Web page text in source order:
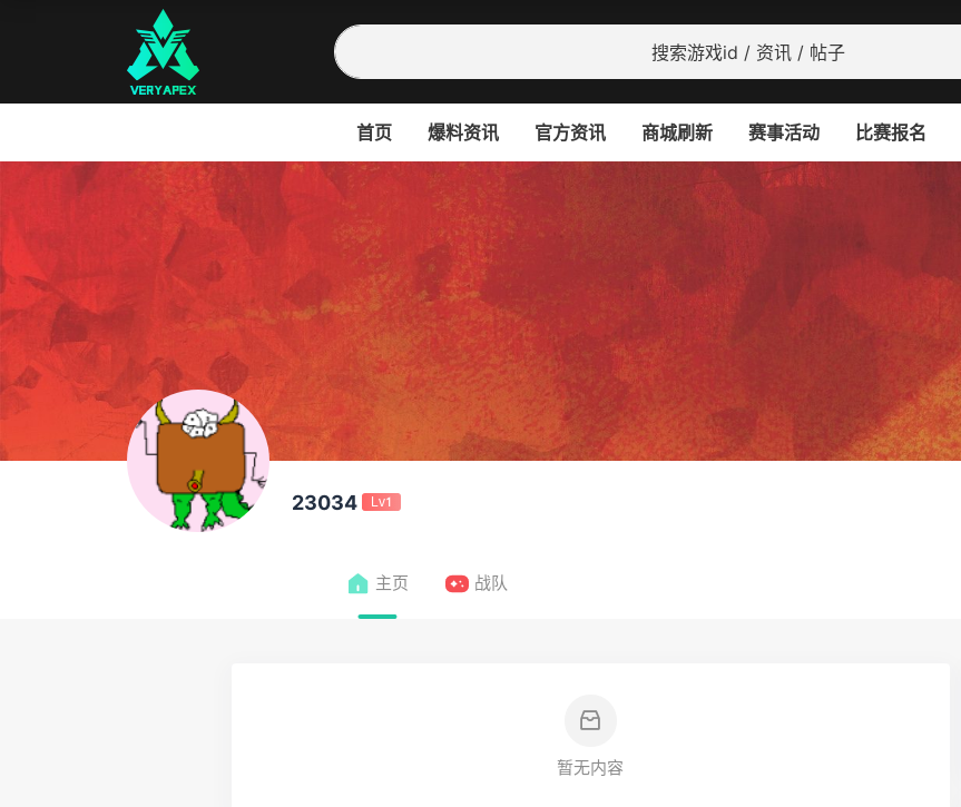
首页 爆料资讯 官方资讯 商城刷新 赛事活动 比赛报名
23034 Lv1
主页 战队
暂无内容